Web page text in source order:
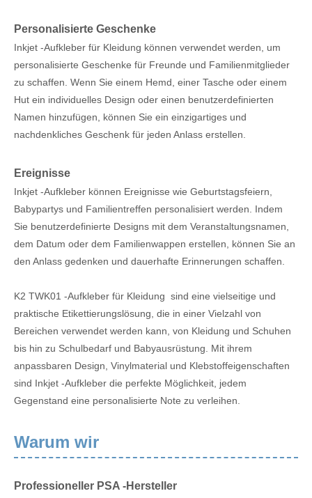
Personalisierte Geschenke
Inkjet -Aufkleber für Kleidung können verwendet werden, um
personalisierte Geschenke für Freunde und Familienmitglieder
zu schaffen. Wenn Sie einem Hemd, einer Tasche oder einem
Hut ein individuelles Design oder einen benutzerdefinierten
Namen hinzufügen, können Sie ein einzigartiges und
nachdenkliches Geschenk für jeden Anlass erstellen.
Ereignisse
Inkjet -Aufkleber können Ereignisse wie Geburtstagsfeiern,
Babypartys und Familientreffen personalisiert werden. Indem
Sie benutzerdefinierte Designs mit dem Veranstaltungsnamen,
dem Datum oder dem Familienwappen erstellen, können Sie an
den Anlass gedenken und dauerhafte Erinnerungen schaffen.
K2 TWK01 -Aufkleber für Kleidung sind eine vielseitige und
praktische Etikettierungslösung, die in einer Vielzahl von
Bereichen verwendet werden kann, von Kleidung und Schuhen
bis hin zu Schulbedarf und Babyausrüstung. Mit ihrem
anpassbaren Design, Vinylmaterial und Klebstoffeigenschaften
sind Inkjet -Aufkleber die perfekte Möglichkeit, jedem
Gegenstand eine personalisierte Note zu verleihen.
Warum wir
Professioneller PSA -Hersteller